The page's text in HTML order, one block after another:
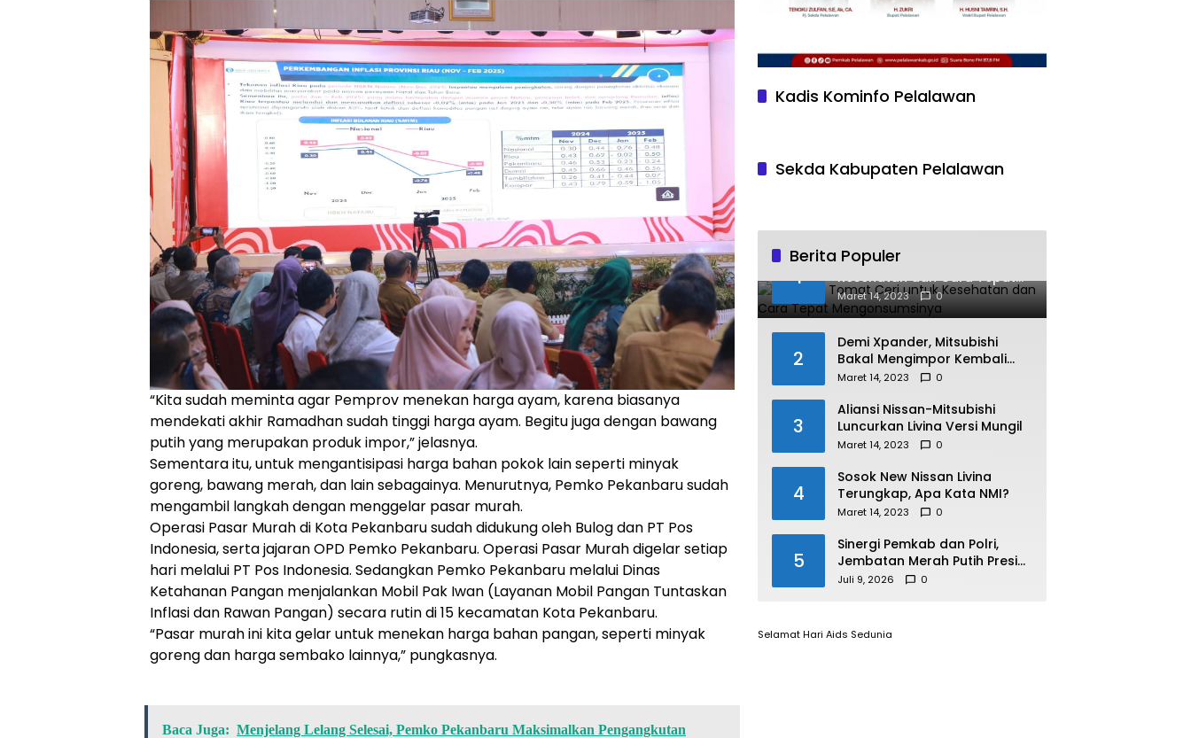
“Kita sudah meminta agar Pemprov menekan harga ayam, karena biasanya
mendekati akhir Ramadhan sudah tinggi harga ayam. Begitu juga dengan bawang
putih yang merupakan produk impor,” jelasnya.
Sementara itu, untuk mengantisipasi harga bahan pokok lain seperti minyak
goreng, bawang merah, dan lain sebagainya. Menurutnya, Pemko Pekanbaru sudah
mengambil langkah dengan menggelar pasar murah.
Operasi Pasar Murah di Kota Pekanbaru sudah didukung oleh Bulog dan PT Pos
Indonesia, serta jajaran OPD Pemko Pekanbaru. Operasi Pasar Murah digelar setiap
hari melalui PT Pos Indonesia. Sedangkan Pemko Pekanbaru melalui Dinas
Ketahanan Pangan menjalankan Mobil Pak Iwan (Layanan Mobil Pangan Tuntaskan
Inflasi dan Rawan Pangan) secara rutin di 15 kecamatan Kota Pekanbaru.
“Pasar murah ini kita gelar untuk menekan harga bahan pangan, seperti minyak
goreng dan harga sembako lainnya,” pungkasnya.
Baca Juga: Menjelang Lelang Selesai, Pemko Pekanbaru Maksimalkan Pengangkutan
Kadis Kominfo Pelalawan
Sekda Kabupaten Pelalawan
Berita Populer
1
Manfaat Tomat Ceri untuk
Kesehatan dan Cara Tepat
Mengonsumsinya
Maret 14, 2023 0
2
Demi Xpander, Mitsubishi
Bakal Mengimpor Kembali
Pajero Sport
Maret 14, 2023 0
3
Aliansi Nissan-Mitsubishi
Luncurkan Livina Versi Mungil
Maret 14, 2023 0
4
Sosok New Nissan Livina
Terungkap, Apa Kata NMI?
Maret 14, 2023 0
5
Sinergi Pemkab dan Polri,
Jembatan Merah Putih Presisi
Resmi Dibuka untuk
Juli 9, 2026 0
Selamat Hari Aids Sedunia